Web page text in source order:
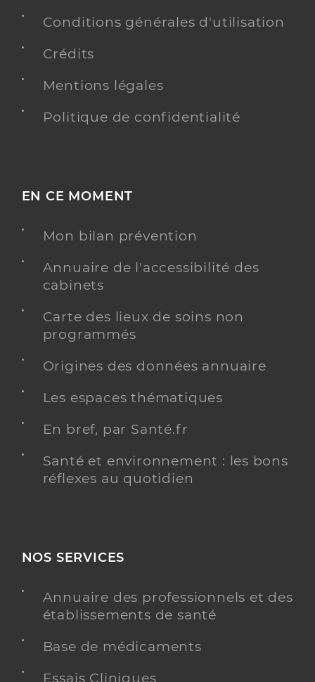
Conditions générales d'utilisation
Crédits
Mentions légales
Politique de confidentialité
EN CE MOMENT
Mon bilan prévention
Annuaire de l'accessibilité des
cabinets
Carte des lieux de soins non
programmés
Origines des données annuaire
Les espaces thématiques
En bref, par Santé.fr
Santé et environnement : les bons
réflexes au quotidien
NOS SERVICES
Annuaire des professionnels et des
établissements de santé
Base de médicaments
Essais Cliniques